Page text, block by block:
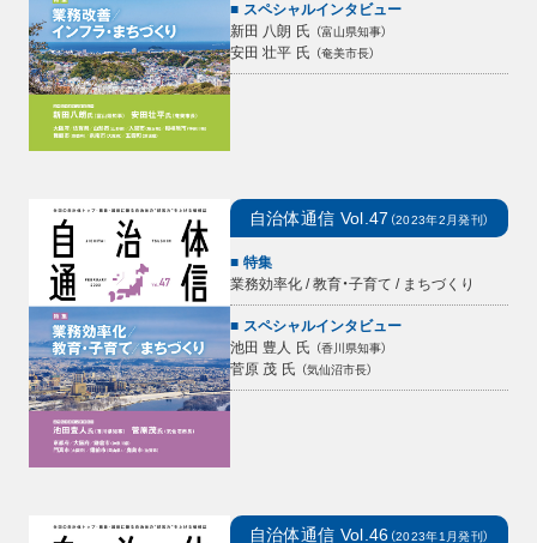
スペシャルインタビュー
新田 八朗 氏 （富山県知事）
安田 壮平 氏 （奄美市長）
自治体通信 Vol.47 （2023年2月発刊）
特集
業務効率化 / 教育・子育て / まちづくり
スペシャルインタビュー
池田 豊人 氏 （香川県知事）
菅原 茂 氏 （気仙沼市長）
自治体通信 Vol.46 （2023年1月発刊）